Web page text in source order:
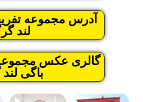
آدرس مجموعه
لند
گالری عکس
باگی